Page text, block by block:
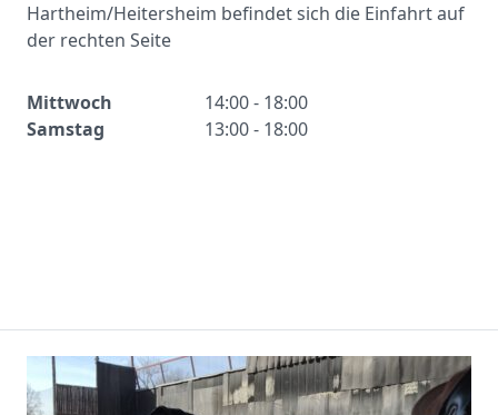
Hartheim/Heitersheim befindet sich die Einfahrt auf
der rechten Seite
Mittwoch
14:00 - 18:00
Samstag
13:00 - 18:00